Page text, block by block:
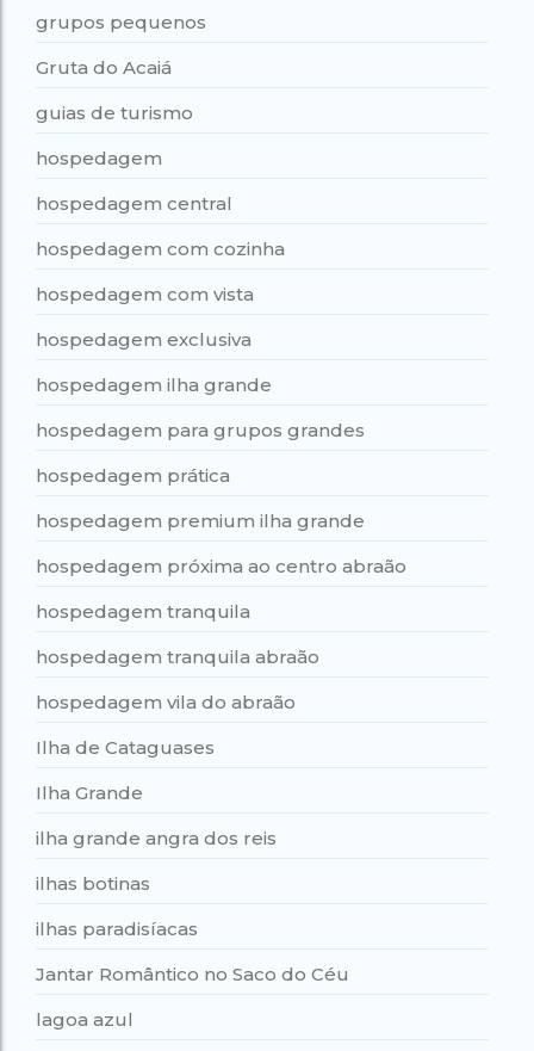
grupos pequenos
Gruta do Acaiá
guias de turismo
hospedagem
hospedagem central
hospedagem com cozinha
hospedagem com vista
hospedagem exclusiva
hospedagem ilha grande
hospedagem para grupos grandes
hospedagem prática
hospedagem premium ilha grande
hospedagem próxima ao centro abraão
hospedagem tranquila
hospedagem tranquila abraão
hospedagem vila do abraão
Ilha de Cataguases
Ilha Grande
ilha grande angra dos reis
ilhas botinas
ilhas paradisíacas
Jantar Romântico no Saco do Céu
lagoa azul